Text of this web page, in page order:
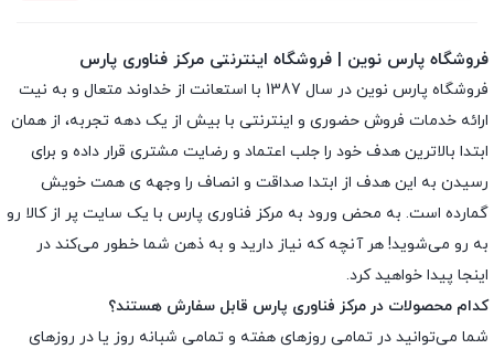
فروشگاه پارس نوین | فروشگاه اینترنتی مرکز فناوری پارس
فروشگاه پارس نوین در سال 1387 با استعانت از خداوند متعال و به نیت
ارائه خدمات فروش حضوری و اینترنتی با بیش از یک دهه تجربه، از همان
ابتدا بالاترین هدف خود را جلب اعتماد و رضایت مشتری قرار داده و براى
رسیدن به این هدف از ابتدا صداقت و انصاف را وجهه ى همت خویش
گمارده است. به محض ورود به مرکز فناوری پارس با یک سایت پر از کالا رو
به رو می‌شوید! هر آنچه که نیاز دارید و به ذهن شما خطور می‌کند در
اینجا پیدا خواهید کرد.
کدام محصولات در مرکز فناوری پارس قابل سفارش هستند؟
شما می‌توانید در تمامی روزهای هفته و تمامی شبانه روز یا در روزهای